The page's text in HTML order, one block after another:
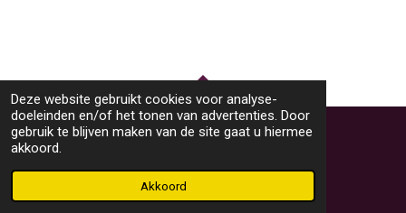
Deze website gebruikt cookies voor analyse-
doeleinden en/of het tonen van advertenties. Door
gebruik te blijven maken van de site gaat u hiermee
akkoord.
Akkoord
TOP